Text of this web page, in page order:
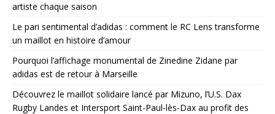
artiste chaque saison
Le pari sentimental d’adidas : comment le RC Lens transforme
un maillot en histoire d’amour
Pourquoi l’affichage monumental de Zinedine Zidane par
adidas est de retour à Marseille
Découvrez le maillot solidaire lancé par Mizuno, l’U.S. Dax
Rugby Landes et Intersport Saint-Paul-lès-Dax au profit des